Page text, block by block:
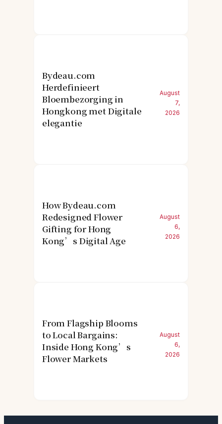
Bydeau.com
Herdefinieert
Bloembezorging in
Hongkong met Digitale
elegantie
August
7,
2026
How Bydeau.com
Redesigned Flower
Gifting for Hong
Kong’s Digital Age
August
6,
2026
From Flagship Blooms
to Local Bargains:
Inside Hong Kong’s
Flower Markets
August
6,
2026